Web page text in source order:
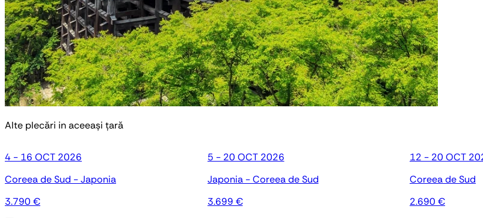
Alte plecări in aceeași țară
4 - 16 OCT 2026
Coreea de Sud - Japonia
3.790 €
5 - 20 OCT 2026
Japonia - Coreea de Sud
3.699 €
12 - 20 OCT
Coreea de Sud
2.690 €